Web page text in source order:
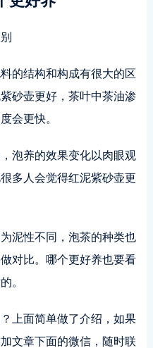
的结构和构成有很大的区
砂壶更好，茶叶中茶油渗
会更快。
泡养的效果变化以肉眼观
多人会觉得红泥紫砂壶更
泥性不同，泡茶的种类也
对比。哪个更好养也要看
。
上面简单做了介绍，如果
文章下面的微信，随时联